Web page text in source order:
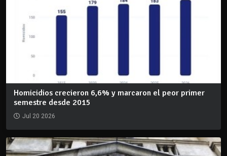
Homicidios crecieron 6,6% y marcaron el peor primer
semestre desde 2015
Jul 20 2026